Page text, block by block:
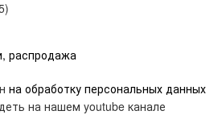
распродажа
на обработку персональных данных
на нашем youtube канале